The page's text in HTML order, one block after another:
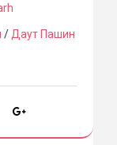
/ Даут Пашин